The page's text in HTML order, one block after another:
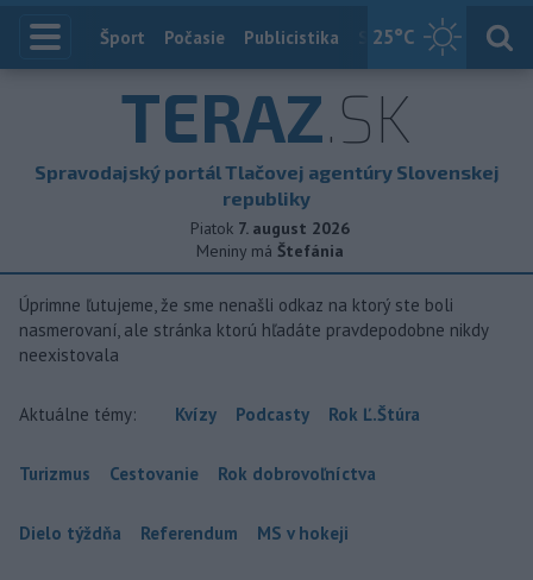
25°C
Index
Šport Počasie Publicistika Slovensko
TERAZ.SK
Spravodajský portál Tlačovej agentúry Slovenskej
republiky
Piatok 7. august 2026
Meniny má Štefánia
Úprimne ľutujeme, že sme nenašli odkaz na ktorý ste boli
nasmerovaní, ale stránka ktorú hľadáte pravdepodobne nikdy
neexistovala
Aktuálne témy: Kvízy Podcasty Rok Ľ.Štúra
Turizmus Cestovanie Rok dobrovoľníctva
Dielo týždňa Referendum MS v hokeji